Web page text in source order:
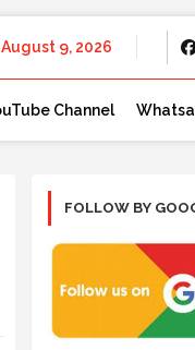
August 9, 2026
Channel
FOLLOW BY